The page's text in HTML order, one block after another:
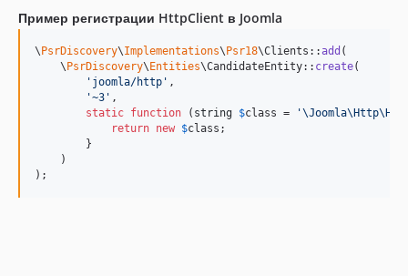
Пример регистрации HttpClient в Joomla
\ PsrDiscovery\Implementations\ Psr18\Clients::add (
    \
PsrDiscovery\ Entities\CandidateEntity:: create(
' joomla/http ' ,
'~3 ' ,
static function ( string $class = '
return new $class ;
        }
    )
);